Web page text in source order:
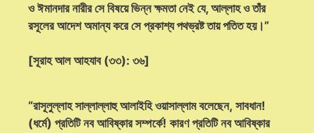
ও ঈমানদার নারীর সে বিষয়ে ভিন্ন ক্ষমতা নেই যে, আল্লাহ ও তাঁর
রসূলের আদেশ অমান্য করে সে প্রকাশ্য পথভ্রষ্ট তায় পতিত হয়।”
[সূরাহ আল আহযাব (৩৩): ৩৬]
“রাসূলুল্লাহ সাল্লাল্লাহু আলাইহি ওয়াসাল্লাম বলেছেন, সাবধান!
(ধর্মে) প্রতিটি নব আবিষ্কার সম্পর্কে! কারণ প্রতিটি নব আবিষ্কার